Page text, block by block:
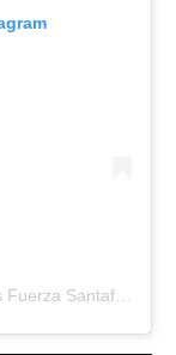
Una publicación compartida por Humanos Fuerza Santafesina (@humanoscomunidad)